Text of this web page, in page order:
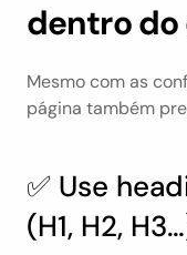
dentro
Mesmo com as
página também
✅ Use
(H1, H2,